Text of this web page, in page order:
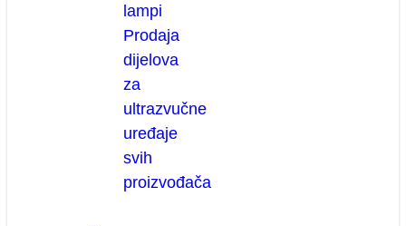
lampi
Prodaja
dijelova
za
ultrazvučne
uređaje
svih
proizvođača